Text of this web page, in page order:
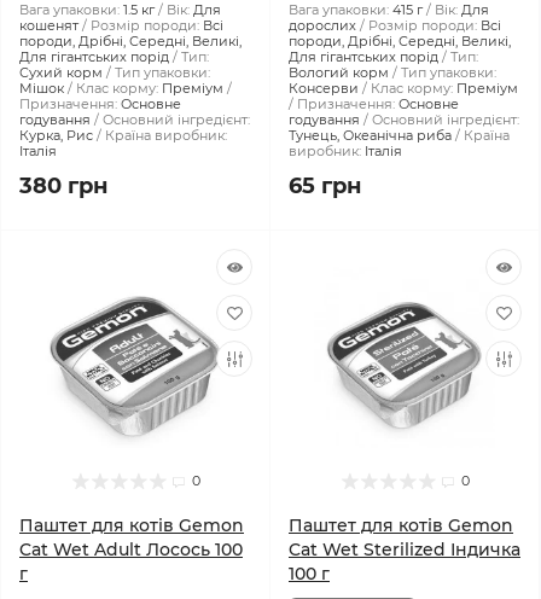
Вага упаковки: 1.5 кг Вік: Для
кошенят
Розмір породи: Всі
породи, Дрібні, Середні, Великі,
Для гігантських порід
Тип:
Сухий корм
Тип упаковки:
Мішок
Клас корму: Преміум
Призначення: Основне
годування
Основний інгредієнт:
Курка, Рис
Країна виробник:
Італія
380 грн
Вага упаковки: 415 г Вік: Для
дорослих
Розмір породи: Всі
породи, Дрібні, Середні, Великі,
Для гігантських порід
Тип:
Вологий корм
Тип упаковки:
Консерви
Клас корму: Преміум
Призначення: Основне
годування
Основний інгредієнт:
Тунeць, Океанічна риба
Країна
виробник: Італія
65 грн
0
Паштет для котів Gemon
Cat Wet Adult Лосось 100
г
0
Паштет для котів Gemon
Cat Wet Sterilized Індичка
100 г